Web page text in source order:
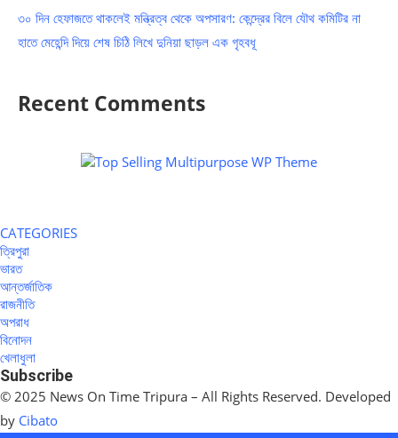
৩০ দিন হেফাজতে থাকলেই মন্ত্রিত্ব থেকে অপসারণ: কেন্দ্রের বিলে যৌথ কমিটির না
হাতে মেহেন্দি দিয়ে শেষ চিঠি লিখে দুনিয়া ছাড়ল এক গৃহবধূ
Recent Comments
CATEGORIES
ত্রিপুরা
ভারত
আন্তর্জাতিক
রাজনীতি
অপরাধ
বিনোদন
খেলাধুলা
Subscribe
© 2025 News On Time Tripura – All Rights Reserved. Developed
by Cibato